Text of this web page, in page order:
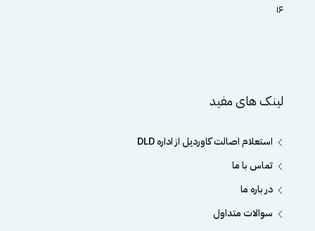
۱۶
لینک های مفید
استعلام اصالت کاوردیل از اداره DLD
تماس با ما
در باره ما
سوالات متداول